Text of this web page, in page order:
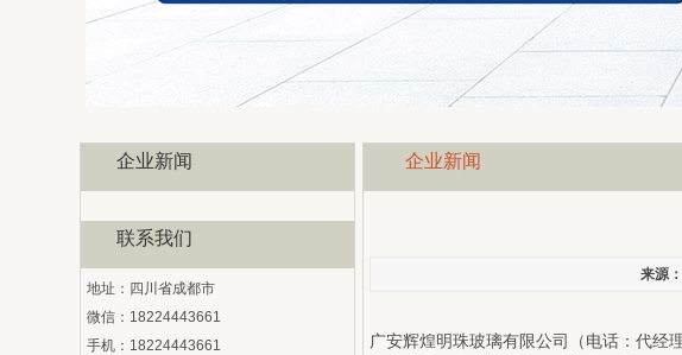
企业新闻
联系我们
地址：四川省成都市
微信：18224443661
手机：18224443661
企业新闻
来源：
广安辉煌明珠玻璃有限公司（电话：代经